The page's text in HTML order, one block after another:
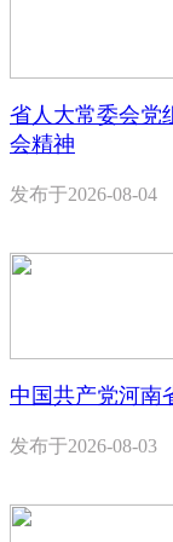
省人大常委会党
会精神
发布于2026-08-04
中国共产党河南
发布于2026-08-03